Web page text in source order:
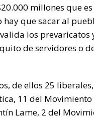
millones que
hay que sacar al
los prevaricatos
de servidores o
de ellos 25
11 del
Lame, 2 del